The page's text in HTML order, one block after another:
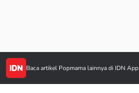
Baca artikel Popmama lainnya di IDN App